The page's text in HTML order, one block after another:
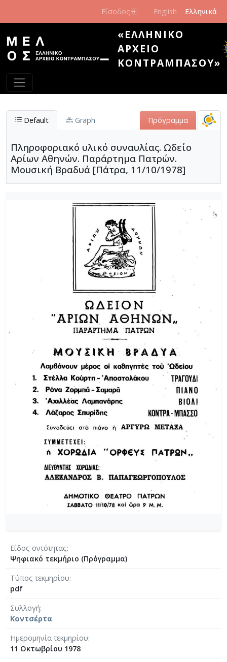
Είσοδος English Ελληνικά
«ΕΛΛΗΝΙΚΌ
ΑΡΧΕΊΟ
ΚΟΝΤΡΑΜΠΆΣΟΥ»
Default Graph Πρόγραμμα
Πληροφοριακό υλικό συναυλίας. Ωδείο
Αρίων Αθηνών. Παράρτημα Πατρών.
Μουσική Βραδυά [Πάτρα, 11/10/1978]
Είδος οντότητας
Ψηφιακό τεκμήριο (Πρόγραμμα)
Τύπος τεκμηρίου
pdf
Συλλογή
Κοντσέρτα
Ημερομηνία τεκμηρίου
11 Οκτωβρίου 1978